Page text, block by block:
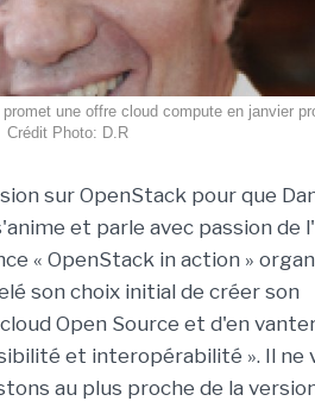
une offre cloud compute en janvier
Crédit Photo: D.R
sur OpenStack pour que
et parle avec passion de
« OpenStack in action »
son choix initial de créer son
Open Source et d'en
et interopérabilité ». Il ne
au plus proche de la